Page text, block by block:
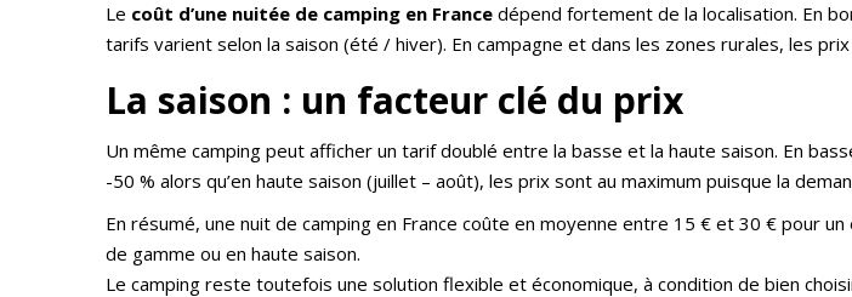
Le coût d’une nuitée de camping en France dépend fortement de la localisation. En
tarifs varient selon la saison (été / hiver). En campagne et dans les zones rurales, les
La saison : un facteur clé du prix
Un même camping peut afficher un tarif doublé entre la basse et la haute saison. En
-50 % alors qu’en haute saison (juillet – août), les prix sont au maximum puisque la
En résumé, une nuit de camping en France coûte en moyenne entre 15 € et 30 € pour
de gamme ou en haute saison.
Le camping reste toutefois une solution flexible et économique, à condition de bien